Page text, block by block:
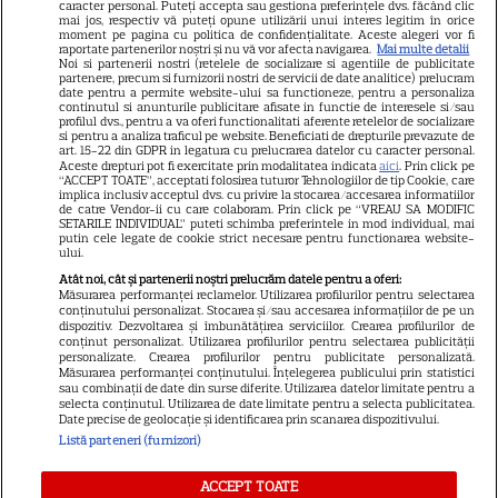
Știri mondene
Avantaje
Elle
Unica
Retete practice
URMĂREȘTE-NE PE
Copyright2026Ringier Romania – Toate Drepturile rezervate
Jocurile de noroc sunt interzise minorilor.
caracter personal. Puteți accepta sau gestiona preferințele dvs. făcând clic
mai jos, respectiv vă puteți opune utilizării unui interes legitim în orice
moment pe pagina cu politica de confidențialitate. Aceste alegeri vor fi
raportate partenerilor noștri și nu vă vor afecta navigarea. Mai multe detalii
Noi si partenerii nostri (retelele de socializare si agentiile de publicitate
partenere, precum si furnizorii nostri de servicii de date analitice) prelucram
date pentru a permite website-ului sa functioneze, pentru a personaliza
continutul si anunturile publicitare afisate in functie de interesele si/sau
profilul dvs., pentru a va oferi functionalitati aferente retelelor de socializare
si pentru a analiza traficul pe website. Beneficiati de drepturile prevazute de
art. 15-22 din GDPR in legatura cu prelucrarea datelor cu caracter personal.
Aceste drepturi pot fi exercitate prin modalitatea indicataaici. Prin click pe
“ACCEPT TOATE”, acceptati folosirea tuturor Tehnologiilor de tip Cookie, care
implica inclusiv acceptul dvs. cu privire la stocarea/accesarea informatiilor
de catre Vendor-ii cu care colaboram. Prin click pe “VREAU SA MODIFIC
SETARILE INDIVIDUAL” puteti schimba preferintele in mod individual, mai
putin cele legate de cookie strict necesare pentru functionarea website-
ului.
Atât noi, cât și partenerii noștri prelucrăm datele pentru a oferi:
Măsurarea performanței reclamelor. Utilizarea profilurilor pentru selectarea
conținutului personalizat. Stocarea și/sau accesarea informațiilor de pe un
dispozitiv. Dezvoltarea și îmbunătățirea serviciilor. Crearea profilurilor de
conținut personalizat. Utilizarea profilurilor pentru selectarea publicității
personalizate. Crearea profilurilor pentru publicitate personalizată.
Măsurarea performanței conținutului. Înțelegerea publicului prin statistici
sau combinații de date din surse diferite. Utilizarea datelor limitate pentru a
selecta conținutul. Utilizarea de date limitate pentru a selecta publicitatea.
Date precise de geolocație și identificarea prin scanarea dispozitivului.
Listă parteneri (furnizori)
ACCEPT TOATE